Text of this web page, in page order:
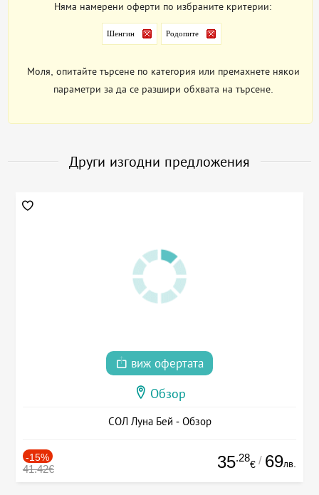
Няма намерени оферти по избраните критерии:
Шенгин Родопите
Моля, опитайте търсене по категория или премахнете някои
параметри за да се разшири обхвата на търсене.
Други изгодни предложения
виж офертата
Обзор
СОЛ Луна Бей - Обзор
-15%
41.42€ 35.28
€ / 69лв.